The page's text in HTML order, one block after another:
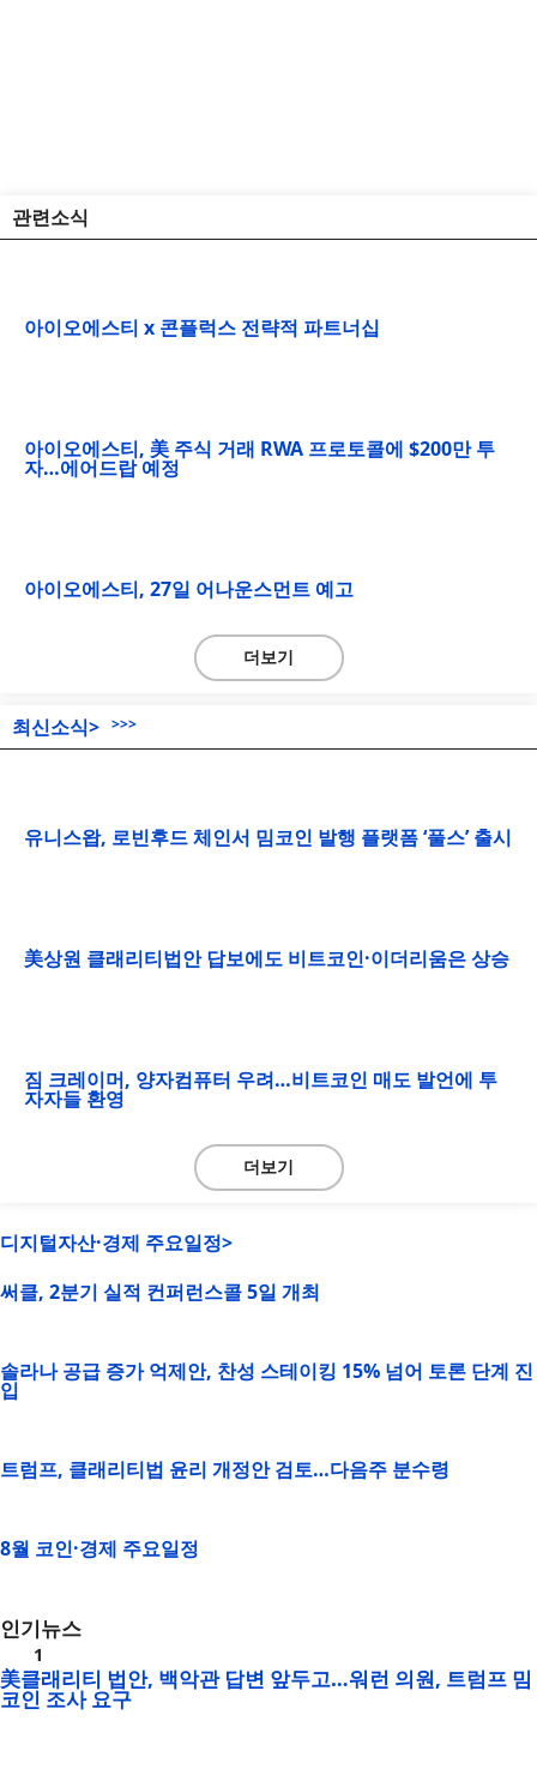
관련소식
아이오에스티 x 콘플럭스 전략적 파트너십
아이오에스티, 美 주식 거래 RWA 프로토콜에 $200만 투
자…에어드랍 예정
아이오에스티, 27일 어나운스먼트 예고
더보기
최신소식> >>>
유니스왑, 로빈후드 체인서 밈코인 발행 플랫폼 ‘풀스’ 출시
美상원 클래리티법안 답보에도 비트코인·이더리움은 상승
짐 크레이머, 양자컴퓨터 우려…비트코인 매도 발언에 투
자자들 환영
더보기
디지털자산·경제 주요일정>
써클, 2분기 실적 컨퍼런스콜 5일 개최
솔라나 공급 증가 억제안, 찬성 스테이킹 15% 넘어 토론 단계 진
입
트럼프, 클래리티법 윤리 개정안 검토…다음주 분수령
8월 코인·경제 주요일정
인기뉴스
美클래리티 법안, 백악관 답변 앞두고…워런 의원, 트럼프 밈
코인 조사 요구